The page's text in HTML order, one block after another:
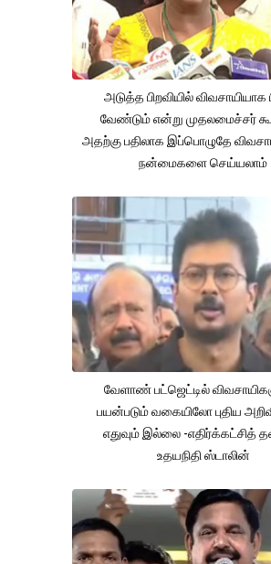
அடுத்த பிறவியில் விவசாயியாக
வேண்டும் என்று முதலமைச்சர்
அதற்கு பதிலாக இப்பொழுதே
நன்மைகளை செய்யலாம்
வேளாண் பட்ஜெட்டில்
பயன்படும் வகையிலோ புதிய
எதுவும் இல்லை -எதிர்க்கட்சித்
உதயநிதி ஸ்டாலின்